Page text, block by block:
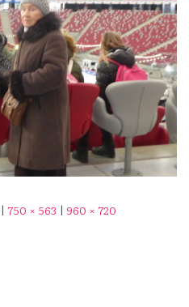
| 750 × 563 | 960 × 720